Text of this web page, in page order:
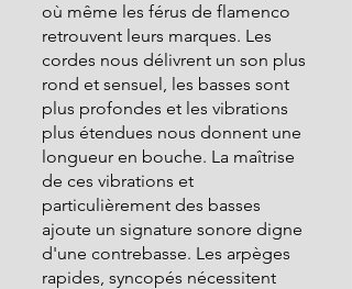
où même les férus de flamenco
retrouvent leurs marques. Les
cordes nous délivrent un son plus
rond et sensuel, les basses sont
plus profondes et les vibrations
plus étendues nous donnent une
longueur en bouche. La maîtrise
de ces vibrations et
particulièrement des basses
ajoute un signature sonore digne
d'une contrebasse. Les arpèges
rapides, syncopés nécessitent